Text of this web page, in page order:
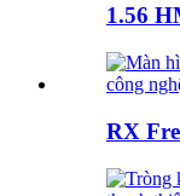
1.56
RX